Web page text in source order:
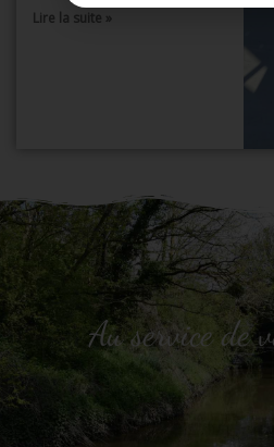
Lire la suite »
Au service de